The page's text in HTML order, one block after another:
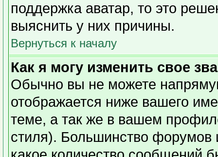
поддержка аватар, то это
выяснить у них причины.
Вернуться к началу
Как я могу изменить свое
Обычно вы не можете
отображается ниже вашего
теме, а так же в вашем
стиля). Большинство форумов